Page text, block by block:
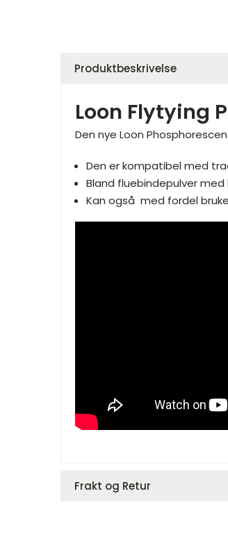
Produktbeskrivelse
Loon Flytying
Den nye Loon
Den er kompatibel med
Bland fluebindepulver med
Kan også med fordel
Frakt og Retur